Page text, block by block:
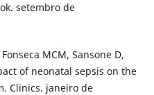
setembro de
MCM, Sansone D,
of neonatal sepsis on the
Clinics. janeiro de